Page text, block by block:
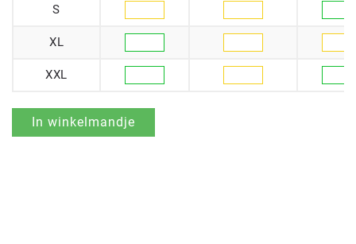
S
XL
XXL